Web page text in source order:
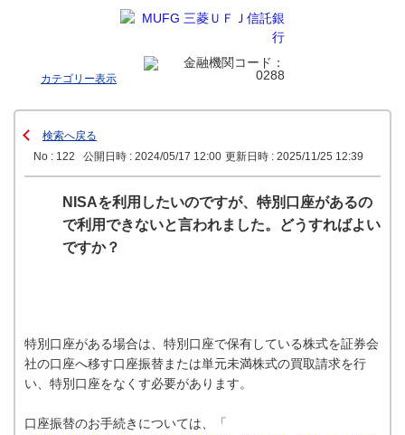
カテゴリー表示
検索へ戻る
No : 122
公開日時 : 2024/05/17 12:00 更新日時 : 2025/11/25 12:39
NISAを利用したいのですが、特別口座があるの
で利用できないと言われました。どうすればよい
ですか？
特別口座がある場合は、特別口座で保有している株式を証券会
社の口座へ移す口座振替または単元未満株式の買取請求を行
い、特別口座をなくす必要があります。
口座振替のお手続きについては、「